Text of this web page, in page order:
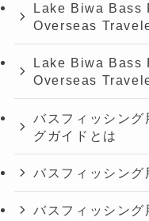
Lake Biwa Bass
Overseas
Lake Biwa Bass
Overseas
バスフィッシン
グガイドとは
バスフィッシング
バスフィッシン